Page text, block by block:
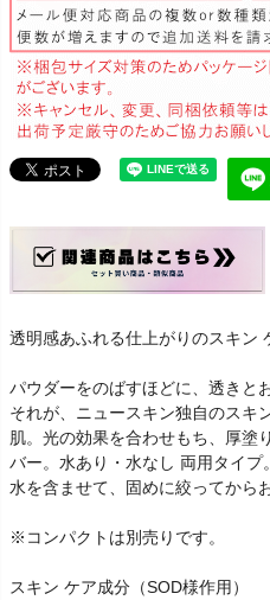
透明感あふれる仕上がりのスキン
パウダーをのばすほどに、透きと
それが、ニュースキン独自のスキ
肌。光の効果を合わせもち、厚塗
バー。水あり・水なし 両用タイ
水を含ませて、固めに絞ってから
※コンパクトは別売りです。
スキン ケア成分（SOD様作用）